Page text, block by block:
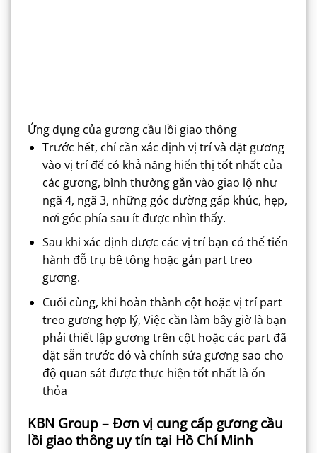
Ứng dụng của gương cầu lồi giao thông
Trước hết, chỉ cần xác định vị trí và đặt gương
vào vị trí để có khả năng hiển thị tốt nhất của
các gương, bình thường gắn vào giao lộ như
ngã 4, ngã 3, những góc đường gấp khúc, hẹp,
nơi góc phía sau ít được nhìn thấy.
Sau khi xác định được các vị trí bạn có thể tiến
hành đỗ trụ bê tông hoặc gắn part treo
gương.
Cuối cùng, khi hoàn thành cột hoặc vị trí part
treo gương hợp lý, Việc cần làm bây giờ là bạn
phải thiết lập gương trên cột hoặc các part đã
đặt sẵn trước đó và chỉnh sửa gương sao cho
độ quan sát được thực hiện tốt nhất là ổn
thỏa
KBN Group – Đơn vị cung cấp gương cầu
lồi giao thông uy tín tại Hồ Chí Minh